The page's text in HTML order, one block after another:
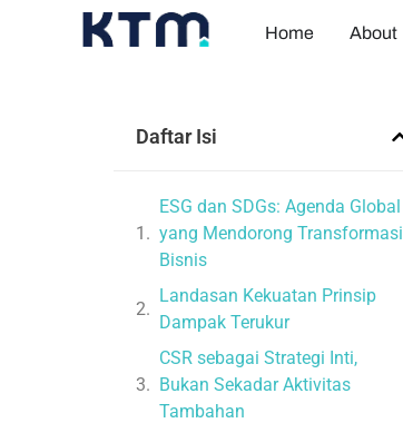
Home About
Daftar Isi
ESG dan SDGs: Agenda Global
yang Mendorong Transformasi
Bisnis
Landasan Kekuatan Prinsip
Dampak Terukur
CSR sebagai Strategi Inti,
Bukan Sekadar Aktivitas
Tambahan